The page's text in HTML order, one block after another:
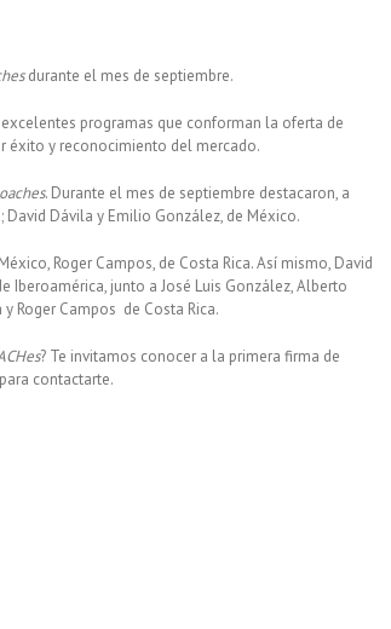
durante el mes de septiembre.
programas que conforman la oferta de
éxito y reconocimiento del mercado.
. Durante el mes de septiembre destacaron, a
David Dávila y Emilio González, de México.
Roger Campos, de Costa Rica. Así mismo, David
Iberoamérica, junto a José Luis González, Alberto
Roger Campos de Costa Rica.
? Te invitamos conocer a la primera firma de
contactarte.